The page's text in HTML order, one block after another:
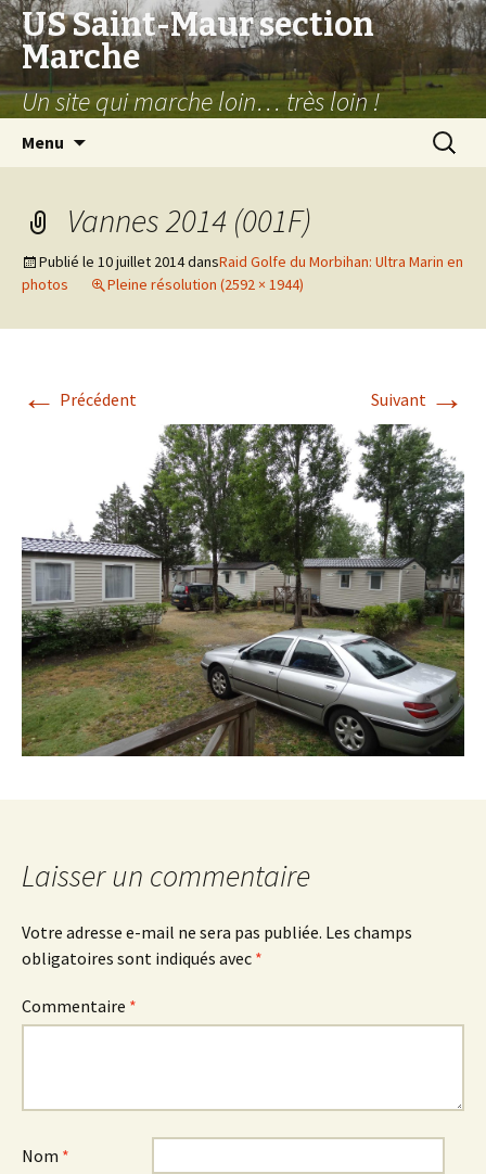
US Saint-Maur section
Marche
Un site qui marche loin… très loin !
Menu
Vannes 2014 (001F)
Publié le 10 juillet 2014dansRaid Golfe du Morbihan: Ultra Marin en
photos
Pleine résolution (2592 × 1944)
← Précédent Suivant →
Laisser un commentaire
Votre adresse e-mail ne sera pas publiée. Les champs
obligatoires sont indiqués avec *
Commentaire *
Nom *